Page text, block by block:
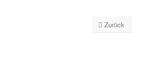
Zurück